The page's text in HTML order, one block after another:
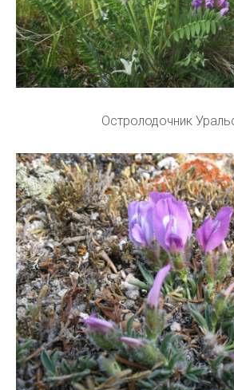
Остролодочник